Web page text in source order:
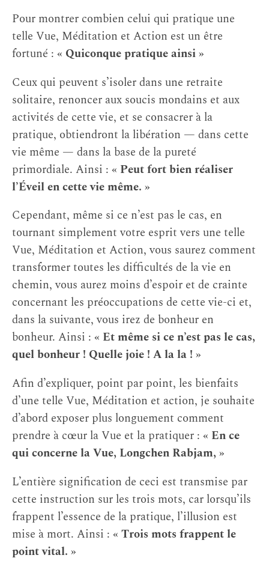
Pour montrer combien celui qui pratique une
telle Vue, Méditation et Action est un être
fortuné : « Quiconque pratique ainsi »
Ceux qui peuvent s’isoler dans une retraite
solitaire, renoncer aux soucis mondains et aux
activités de cette vie, et se consacrer à la
pratique, obtiendront la libération — dans cette
vie même — dans la base de la pureté
primordiale. Ainsi : « Peut fort bien réaliser
l’Éveil en cette vie même. »
Cependant, même si ce n’est pas le cas, en
tournant simplement votre esprit vers une telle
Vue, Méditation et Action, vous saurez comment
transformer toutes les difficultés de la vie en
chemin, vous aurez moins d’espoir et de crainte
concernant les préoccupations de cette vie-ci et,
dans la suivante, vous irez de bonheur en
bonheur. Ainsi : « Et même si ce n’est pas le cas,
quel bonheur ! Quelle joie ! A la la ! »
Afin d’expliquer, point par point, les bienfaits
d’une telle Vue, Méditation et action, je souhaite
d’abord exposer plus longuement comment
prendre à cœur la Vue et la pratiquer : « En ce
qui concerne la Vue, Longchen Rabjam, »
L’entière signification de ceci est transmise par
cette instruction sur les trois mots, car lorsqu’ils
frappent l’essence de la pratique, l’illusion est
mise à mort. Ainsi : « Trois mots frappent le
point vital. »